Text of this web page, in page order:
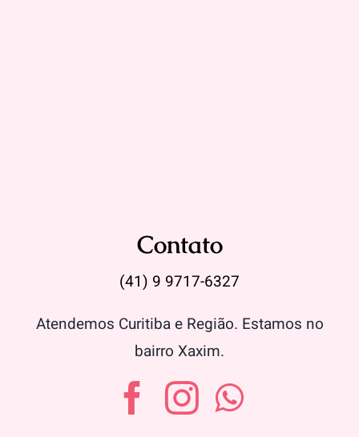
Contato
(41) 9 9717-6327
Atendemos Curitiba e Região. Estamos no
bairro Xaxim.